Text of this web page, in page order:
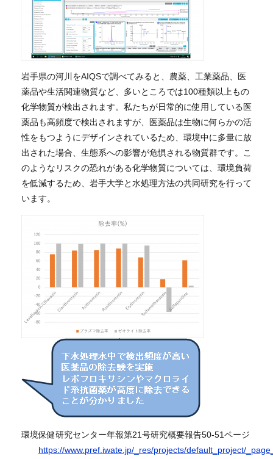
岩手県の河川をAIQSで調べてみると、農薬、工業薬品、医
薬品や生活関連物質など、多いところでは100種類以上もの
化学物質が検出されます。私たちが日常的に使用している医
薬品も高頻度で検出されますが、医薬品は生物に何らかの活
性をもつようにデザインされているため、環境中に多量に放
出された場合、生態系への影響が危惧される物質群です。こ
のようなリスクの恐れがある化学物質については、環境負荷
を低減するため、岩手大学と水処理方法の共同研究を行って
います。
環境保健研究センター年報第21号研究概要報告50-51ページ
https://www.pref.iwate.jp/_res/projects/default_project/